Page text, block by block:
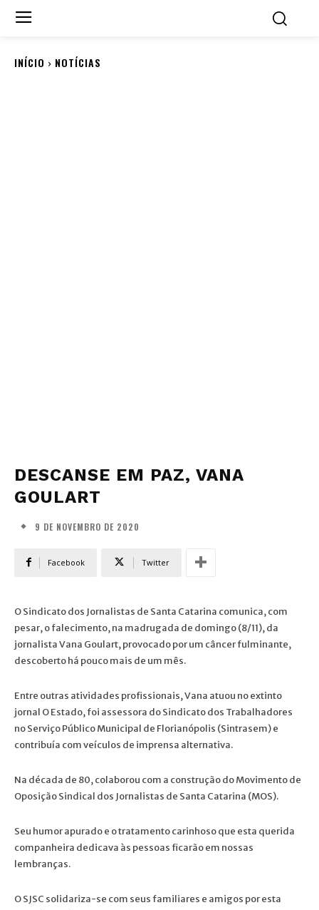
INÍCIO NOTÍCIAS
DESCANSE EM PAZ, VANA
GOULART
9 DE NOVEMBRO DE 2020
Facebook Twitter
O Sindicato dos Jornalistas de Santa Catarina comunica, com
pesar, o falecimento, na madrugada de domingo (8/11), da
jornalista Vana Goulart, provocado por um câncer fulminante,
descoberto há pouco mais de um mês.
Entre outras atividades profissionais, Vana atuou no extinto
jornal O Estado, foi assessora do Sindicato dos Trabalhadores
no Serviço Público Municipal de Florianópolis (Sintrasem) e
contribuía com veículos de imprensa alternativa.
Na década de 80, colaborou com a construção do Movimento de
Oposição Sindical dos Jornalistas de Santa Catarina (MOS).
Seu humor apurado e o tratamento carinhoso que esta querida
companheira dedicava às pessoas ficarão em nossas
lembranças.
O SJSC solidariza-se com seus familiares e amigos por esta